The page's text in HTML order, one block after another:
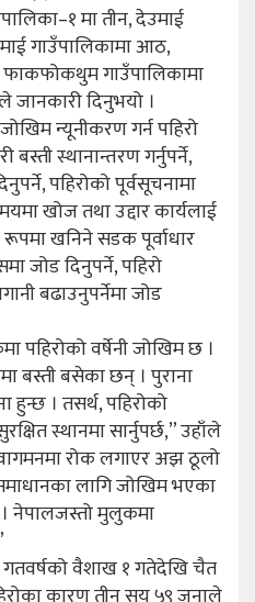
मा तीन, देउमाई
गाउँपालिकामा आठ,
गाउँपालिकामा
दिनुभयो ।
न्यूनीकरण गर्न पहिरो
स्थानान्तरण गर्नुपर्ने,
पहिरोको पूर्वसूचनामा
खोज तथा उद्दार कार्यलाई
रूपमा खनिने सडक पूर्वाधार
जोड दिनुपर्ने, पहिरो
बढाउनुपर्नेमा जोड
पहिरोको वर्षेनी जोखिम छ ।
बस्ती बसेका छन् । पुराना
हुन्छ । तसर्थ, पहिरोको
स्थानमा सार्नुपर्छ,” उहाँले
रोक लगाएर अझ ठूलो
लागि जोखिम भएका
। नेपालजस्तो मुलुकमा
गतवर्षको वैशाख १ गतेदेखि चैत